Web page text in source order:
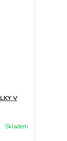
V
Skladem